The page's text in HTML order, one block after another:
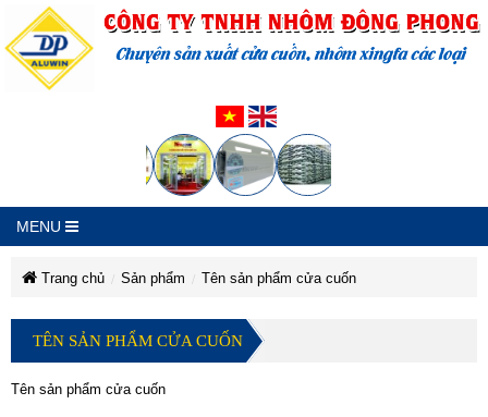
MENU
Trang chủ Sản phẩm Tên sản phẩm cửa cuốn
Tên
sản
Tên
sản
phẩm
Tên
sản
phẩm
Tên
phẩm
cửa
cuốn
Tên
phẩm
cửa
cuốn
TÊN SẢN PHẨM CỬA CUỐN
Tên sản phẩm cửa cuốn